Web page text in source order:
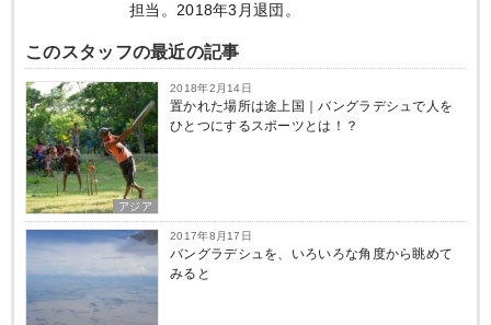
担当。2018年3月退団。
このスタッフの最近の記事
アジア
2018年2月14日
置かれた場所は途上国｜バングラデシュで人を
ひとつにするスポーツとは！？
2017年8月17日
バングラデシュを、いろいろな角度から眺めて
みると